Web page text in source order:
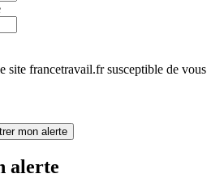
site francetravail.fr susceptible de vous
mon alerte
alerte